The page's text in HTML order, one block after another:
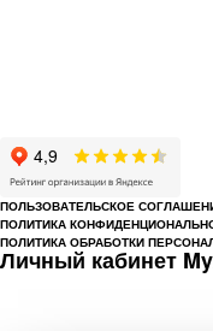
ПОЛЬЗОВАТЕЛЬСКОЕ
ПОЛИТИКА
ПОЛИТИКА ОБРАБОТКИ
Личный кабинет